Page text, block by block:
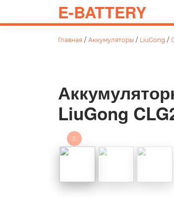
E-BATTERY
Главная / Аккумуляторы / LiuGong /
LiuGong